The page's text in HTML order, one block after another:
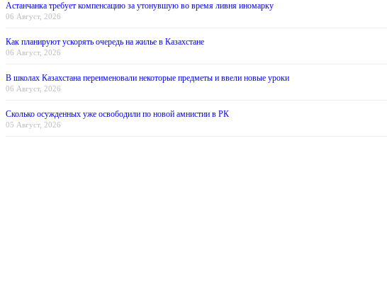
Астанчанка требует компенсацию за утонувшую во время ливня иномарку
06 Август, 2026
Как планируют ускорять очередь на жилье в Казахстане
06 Август, 2026
В школах Казахстана переименовали некоторые предметы и ввели новые уроки
06 Август, 2026
Сколько осужденных уже освободили по новой амнистии в РК
05 Август, 2026